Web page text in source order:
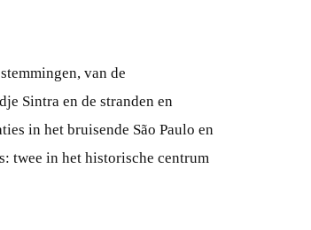
van de
Sintra en de stranden en
in het bruisende São Paulo en
twee in het historische centrum